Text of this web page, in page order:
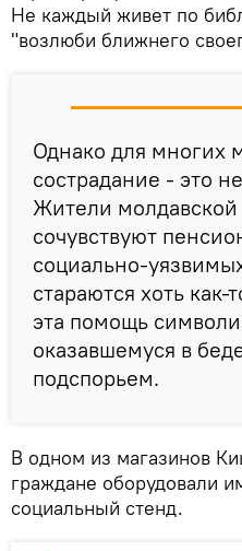
Не каждый живет по
"возлюби ближнего
Однако для многих
сострадание - это
Жители
сочувствуют
социально-
стараются хоть
эта помощь
оказавшемуся в
подспорьем.
В одном из магазинов
граждане оборудовали
социальный стенд.